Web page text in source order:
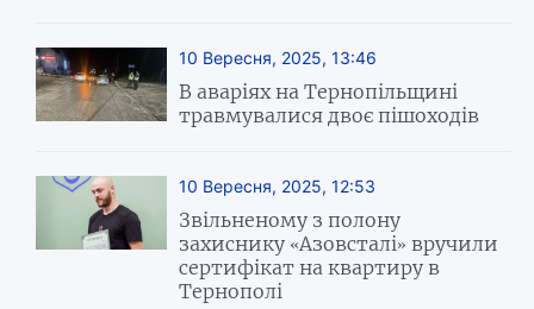
10 Вересня, 2025, 13:46
В аваріях на Тернопільщині
травмувалися двоє пішоходів
10 Вересня, 2025, 12:53
Звільненому з полону
захиснику «Азовсталі» вручили
сертифікат на квартиру в
Тернополі